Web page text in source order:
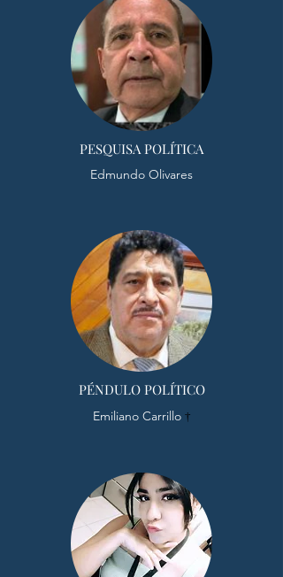
PESQUISA POLÍTICA
Edmundo Olivares
PÉNDULO POLÍTICO
Emiliano Carrillo †